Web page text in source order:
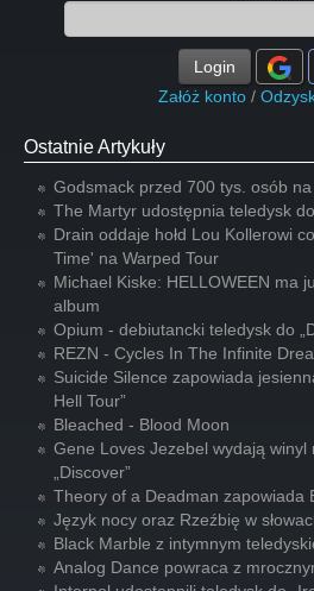
Login
Załóż konto /
Ostatnie Artykuły
Godsmack przed 700 tys. osób
The Martyr udostępnia teledysk
Drain oddaje hołd Lou Kollerowi
Time' na Warped Tour
Michael Kiske: HELLOWEEN ma
album
Opium - debiutancki teledysk do
REZN - Cycles In The Infinite
Suicide Silence zapowiada
Hell Tour”
Bleached - Blood Moon
Gene Loves Jezebel wydają
„Discover”
Theory of a Deadman zapowiada
Język nocy oraz Rzeźbię w
Black Marble z intymnym
Analog Dance powraca z